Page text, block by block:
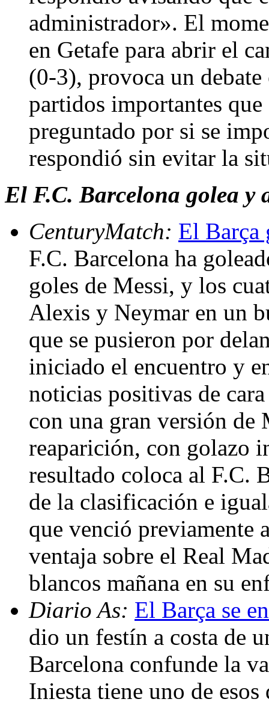
administrador». El
en Getafe para abrir el
(0-3), provoca un
partidos importantes
preguntado por si se
respondió sin evitar la
El F.C. Barcelona golea y
CenturyMatch: El Barça
F.C. Barcelona ha
goles de Messi, y los
Alexis y Neymar en un
que se pusieron por
iniciado el encuentro y
noticias positivas de
con una gran versión de
reaparición, con golazo
resultado coloca al F.C.
de la clasificación e
que venció previamente
ventaja sobre el Real
blancos mañana en su
Diario As: El Barça se
dio un festín a costa de
Barcelona confunde la
Iniesta tiene uno de